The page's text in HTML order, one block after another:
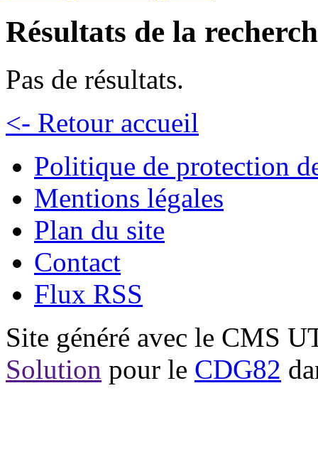
Résultats de la
Pas de résultats.
<- Retour accueil
Politique de protection
Mentions légales
Plan du site
Contact
Flux RSS
Site généré avec le CMS
Solution pour le CDG82